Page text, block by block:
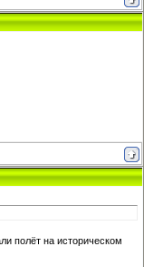
полёт на историческом